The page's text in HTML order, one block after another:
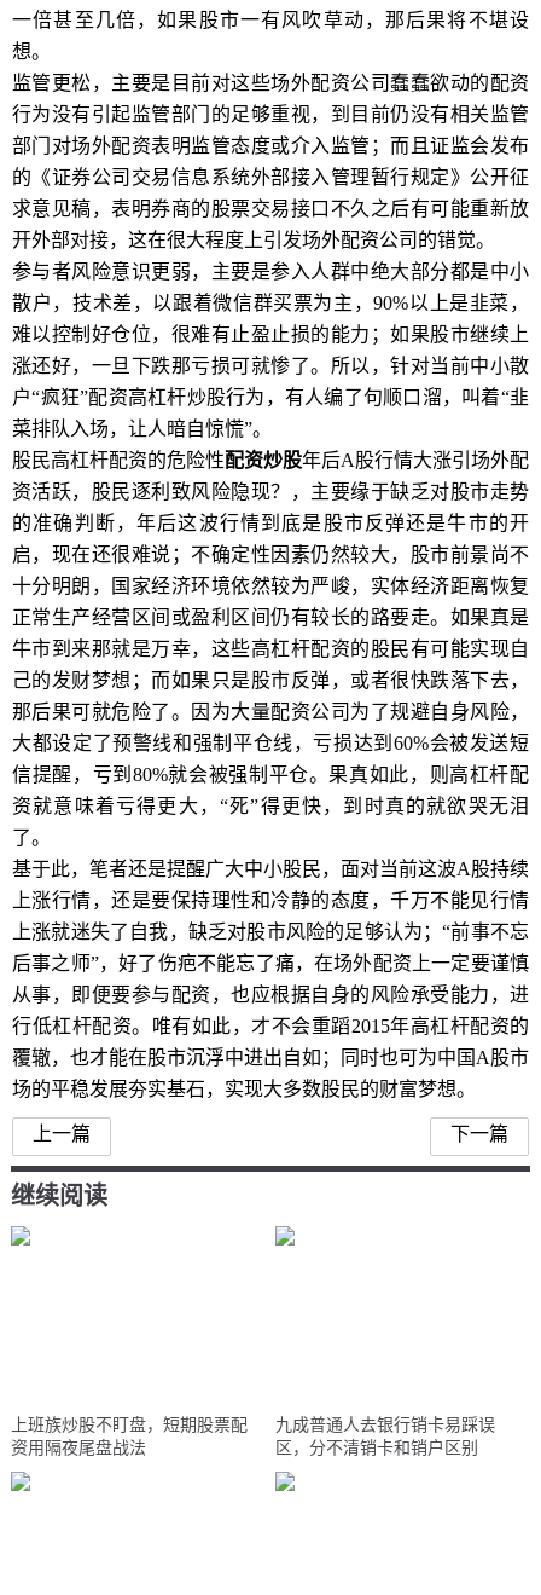
一倍甚至几倍，如果股市一有风吹草动，那后果将不堪设
想。
监管更松，主要是目前对这些场外配资公司蠢蠢欲动的配资
行为没有引起监管部门的足够重视，到目前仍没有相关监管
部门对场外配资表明监管态度或介入监管；而且证监会发布
的《证券公司交易信息系统外部接入管理暂行规定》公开征
求意见稿，表明券商的股票交易接口不久之后有可能重新放
开外部对接，这在很大程度上引发场外配资公司的错觉。
参与者风险意识更弱，主要是参入人群中绝大部分都是中小
散户，技术差，以跟着微信群买票为主，90%以上是韭菜，
难以控制好仓位，很难有止盈止损的能力；如果股市继续上
涨还好，一旦下跌那亏损可就惨了。所以，针对当前中小散
户“疯狂”配资高杠杆炒股行为，有人编了句顺口溜，叫着“韭
菜排队入场，让人暗自惊慌”。
股民高杠杆配资的危险性配资炒股年后A股行情大涨引场外配
资活跃，股民逐利致风险隐现？，主要缘于缺乏对股市走势
的准确判断，年后这波行情到底是股市反弹还是牛市的开
启，现在还很难说；不确定性因素仍然较大，股市前景尚不
十分明朗，国家经济环境依然较为严峻，实体经济距离恢复
正常生产经营区间或盈利区间仍有较长的路要走。如果真是
牛市到来那就是万幸，这些高杠杆配资的股民有可能实现自
己的发财梦想；而如果只是股市反弹，或者很快跌落下去，
那后果可就危险了。因为大量配资公司为了规避自身风险，
大都设定了预警线和强制平仓线，亏损达到60%会被发送短
信提醒，亏到80%就会被强制平仓。果真如此，则高杠杆配
资就意味着亏得更大，“死”得更快，到时真的就欲哭无泪
了。
基于此，笔者还是提醒广大中小股民，面对当前这波A股持续
上涨行情，还是要保持理性和冷静的态度，千万不能见行情
上涨就迷失了自我，缺乏对股市风险的足够认为；“前事不忘
后事之师”，好了伤疤不能忘了痛，在场外配资上一定要谨慎
从事，即便要参与配资，也应根据自身的风险承受能力，进
行低杠杆配资。唯有如此，才不会重蹈2015年高杠杆配资的
覆辙，也才能在股市沉浮中进出自如；同时也可为中国A股市
场的平稳发展夯实基石，实现大多数股民的财富梦想。
上一篇 下一篇
继续阅读
上班族炒股不盯盘，短期股票配
资用隔夜尾盘战法
九成普通人去银行销卡易踩误
区，分不清销卡和销户区别